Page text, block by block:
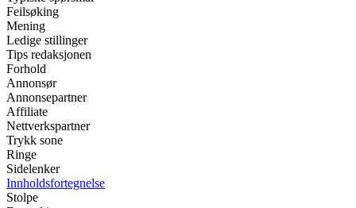
Feilsøking
Mening
Ledige stillinger
Tips redaksjonen
Forhold
Annonsør
Annonsepartner
Affiliate
Nettverkspartner
Trykk sone
Ringe
Sidelenker
Innholdsfortegnelse
Stolpe